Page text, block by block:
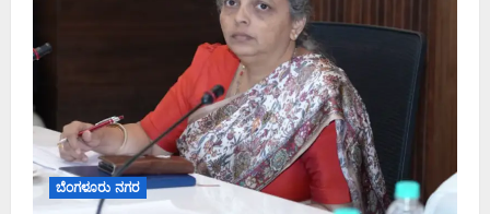
ಬೆಂಗಳೂರು ನಗರ